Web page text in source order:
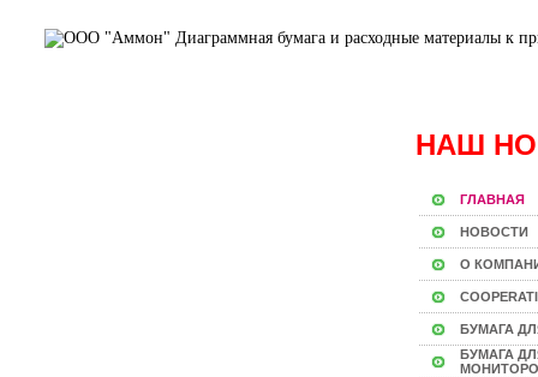
НАШ
ГЛАВНАЯ
НОВОСТИ
О
БУМАГА
БУМАГА